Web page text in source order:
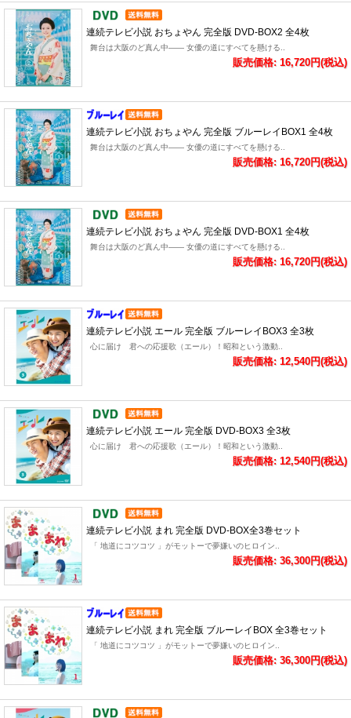
連続テレビ小説 おちょやん 完全版 DVD-BOX2 全4枚
舞台は大阪のど真ん中―― 女優の道にすべてを懸ける..
販売価格: 16,720円(税込)
連続テレビ小説 おちょやん 完全版 ブルーレイBOX1 全4枚
舞台は大阪のど真ん中―― 女優の道にすべてを懸ける..
販売価格: 16,720円(税込)
連続テレビ小説 おちょやん 完全版 DVD-BOX1 全4枚
舞台は大阪のど真ん中―― 女優の道にすべてを懸ける..
販売価格: 16,720円(税込)
連続テレビ小説 エール 完全版 ブルーレイBOX3 全3枚
心に届け 君への応援歌（エール）！昭和という激動..
販売価格: 12,540円(税込)
連続テレビ小説 エール 完全版 DVD-BOX3 全3枚
心に届け 君への応援歌（エール）！昭和という激動..
販売価格: 12,540円(税込)
連続テレビ小説 まれ 完全版 DVD-BOX全3巻セット
「 地道にコツコツ 」がモットーで夢嫌いのヒロイン..
販売価格: 36,300円(税込)
連続テレビ小説 まれ 完全版 ブルーレイBOX 全3巻セット
「 地道にコツコツ 」がモットーで夢嫌いのヒロイン..
販売価格: 36,300円(税込)